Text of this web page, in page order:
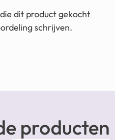
dit product gekocht
schrijven.
producten